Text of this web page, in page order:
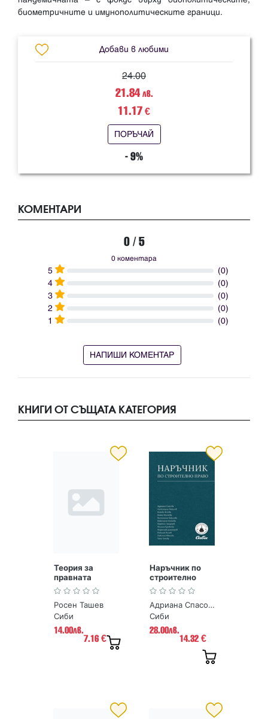
Добави в любими
24.00
21.84лв.
11.17 €
ПОРЪЧАЙ
- 9%
КОМЕНТАРИ
0 / 5
0 коментара
5
(0)
4
(0)
3
(0)
2
(0)
1
(0)
НАПИШИ КОМЕНТАР
КНИГИ ОТ СЪЩАТА КАТЕГОРИЯ
Теория за
правната
система
Росен Ташев
Сиби
14.00лв.
7.16 €
Наръчник по
строително
право
Адриана Спасова, Александър Янкулов, Бианка Велева, Бояна Милчева, Валентина Бакалова, В. Пенкова, М. Захариев, М. Кривачка, М. Димитров, Н. Колев, П. Иванова, Т. Точева
Сиби
28.00лв.
14.32 €